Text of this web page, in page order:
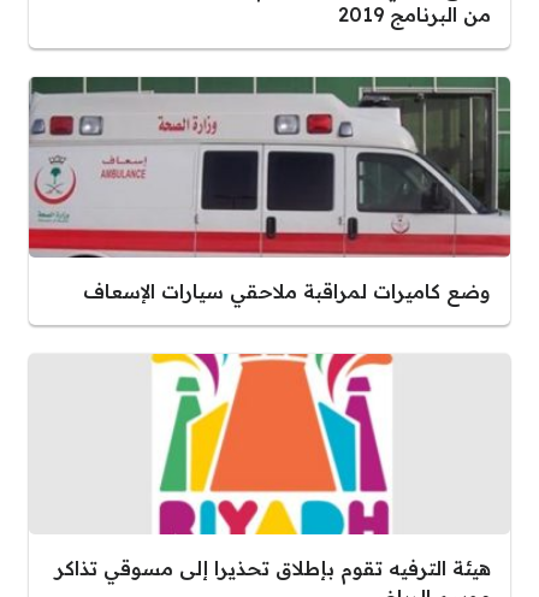
من البرنامج 2019
وضع كاميرات لمراقبة ملاحقي سيارات الإسعاف
هيئة الترفيه تقوم بإطلاق تحذيرا إلى مسوقي تذاكر